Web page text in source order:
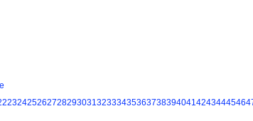
232425262728293031323334353637383940414243444546